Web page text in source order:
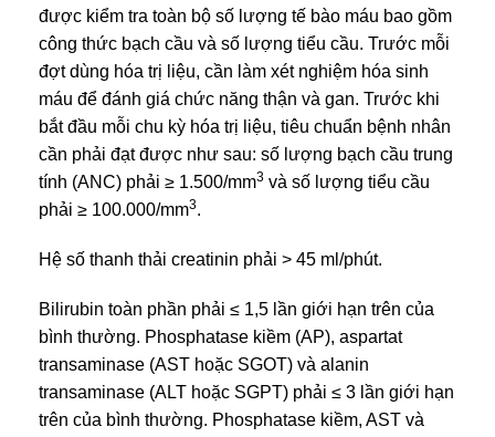
được kiểm tra toàn bộ số lượng tế bào máu bao gồm
công thức bạch cầu và số lượng tiểu cầu. Trước mỗi
đợt dùng hóa trị liệu, cần làm xét nghiệm hóa sinh
máu để đánh giá chức năng thận và gan. Trước khi
bắt đầu mỗi chu kỳ hóa trị liệu, tiêu chuẩn bệnh nhân
cần phải đạt được như sau: số lượng bạch cầu trung
tính (ANC) phải ≥ 1.500/mm3 và số lượng tiểu cầu
phải ≥ 100.000/mm3.
Hệ số thanh thải creatinin phải > 45 ml/phút.
Bilirubin toàn phần phải ≤ 1,5 lần giới hạn trên của
bình thường. Phosphatase kiềm (AP), aspartat
transaminase (AST hoặc SGOT) và alanin
transaminase (ALT hoặc SGPT) phải ≤ 3 lần giới hạn
trên của bình thường. Phosphatase kiềm, AST và